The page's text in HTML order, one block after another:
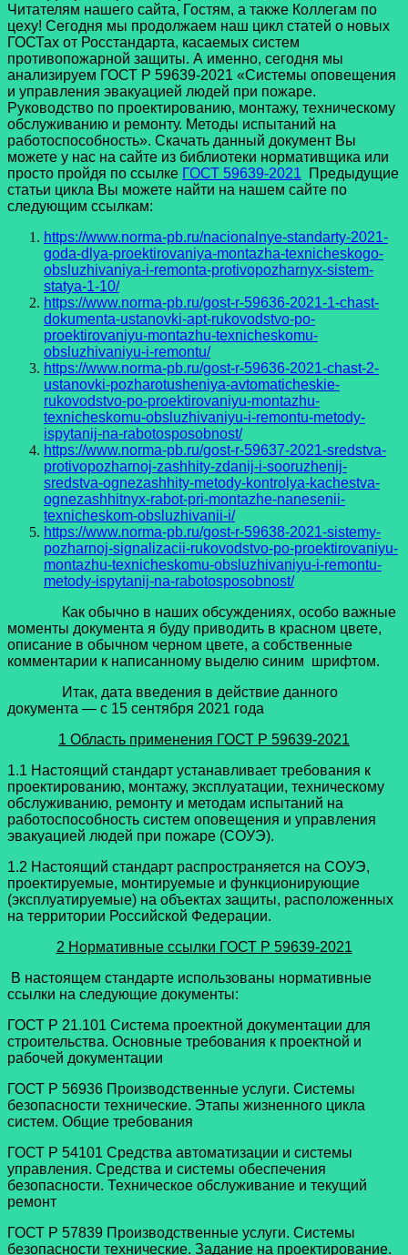
Читателям нашего сайта, Гостям, а также Коллегам по
цеху! Сегодня мы продолжаем наш цикл статей о новых
ГОСТах от Росстандарта, касаемых систем
противопожарной защиты. А именно, сегодня мы
анализируем ГОСТ Р 59639-2021 «Системы оповещения
и управления эвакуацией людей при пожаре.
Руководство по проектированию, монтажу, техническому
обслуживанию и ремонту. Методы испытаний на
работоспособность». Скачать данный документ Вы
можете у нас на сайте из библиотеки нормативщика или
просто пройдя по ссылке ГОСТ 59639-2021
Предыдущие
статьи цикла Вы можете найти на нашем сайте по
следующим ссылкам:
https://www.norma-pb.ru/nacionalnye-standarty-2021-
goda-dlya-proektirovaniya-montazha-texnicheskogo-
obsluzhivaniya-i-remonta-protivopozharnyx-sistem-
statya-1-10/
https://www.norma-pb.ru/gost-r-59636-2021-1-chast-
dokumenta-ustanovki-apt-rukovodstvo-po-
proektirovaniyu-montazhu-texnicheskomu-
obsluzhivaniyu-i-remontu/
https://www.norma-pb.ru/gost-r-59636-2021-chast-2-
ustanovki-pozharotusheniya-avtomaticheskie-
rukovodstvo-po-proektirovaniyu-montazhu-
texnicheskomu-obsluzhivaniyu-i-remontu-metody-
ispytanij-na-rabotosposobnost/
https://www.norma-pb.ru/gost-r-59637-2021-sredstva-
protivopozharnoj-zashhity-zdanij-i-sooruzhenij-
sredstva-ognezashhity-metody-kontrolya-kachestva-
ognezashhitnyx-rabot-pri-montazhe-nanesenii-
texnicheskom-obsluzhivanii-i/
https://www.norma-pb.ru/gost-r-59638-2021-sistemy-
pozharnoj-signalizacii-rukovodstvo-po-proektirovaniyu-
montazhu-texnicheskomu-obsluzhivaniyu-i-remontu-
metody-ispytanij-na-rabotosposobnost/
Как обычно в наших обсуждениях, особо важные
моменты документа я буду приводить в красном цвете,
описание в обычном черном цвете, а собственные
комментарии к написанному выделю синим шрифтом.
Итак, дата введения в действие данного
документа — с 15 сентября 2021 года
1 Область применения ГОСТ Р 59639-2021
1.1 Настоящий стандарт устанавливает требования к
проектированию, монтажу, эксплуатации, техническому
обслуживанию, ремонту и методам испытаний на
работоспособность систем оповещения и управления
эвакуацией людей при пожаре (СОУЭ).
1.2 Настоящий стандарт распространяется на СОУЭ,
проектируемые, монтируемые и функционирующие
(эксплуатируемые) на объектах защиты, расположенных
на территории Российской Федерации.
2 Нормативные ссылки ГОСТ Р 59639-2021
В настоящем стандарте использованы нормативные
ссылки на следующие документы:
ГОСТ Р 21.101 Система проектной документации для
строительства. Основные требования к проектной и
рабочей документации
ГОСТ Р 56936 Производственные услуги. Системы
безопасности технические. Этапы жизненного цикла
систем. Общие требования
ГОСТ Р 54101 Средства автоматизации и системы
управления. Средства и системы обеспечения
безопасности. Техническое обслуживание и текущий
ремонт
ГОСТ Р 57839 Производственные услуги. Системы
безопасности технические. Задание на проектирование.